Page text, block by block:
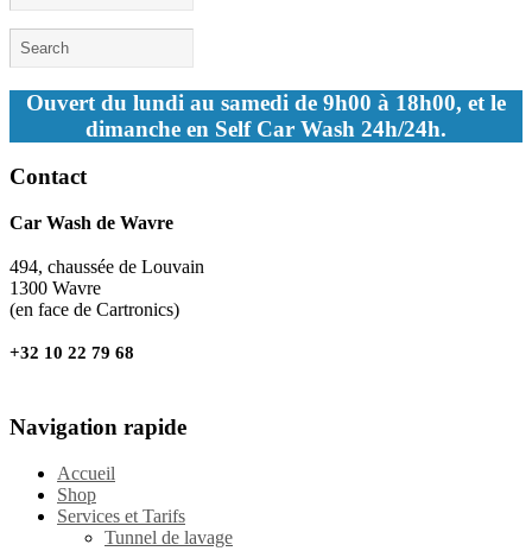
Ouvert du lundi au samedi de 9h00 à 18h00, et le
dimanche en Self Car Wash 24h/24h.
Contact
Car Wash de Wavre
494, chaussée de Louvain
1300 Wavre
(en face de Cartronics)
+32 10 22 79 68
Navigation rapide
Accueil
Shop
Services et Tarifs
Tunnel de lavage